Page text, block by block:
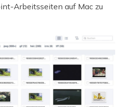
Arbeitsseiten auf Mac zu